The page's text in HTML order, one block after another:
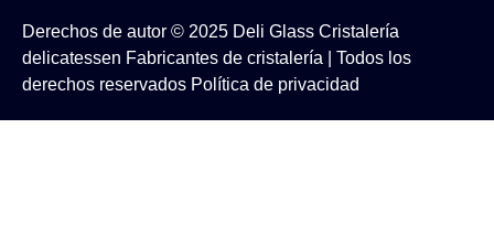
Derechos de autor © 2025 Deli Glass Cristalería
delicatessen Fabricantes de cristalería
| Todos los
derechos reservados Política de privacidad